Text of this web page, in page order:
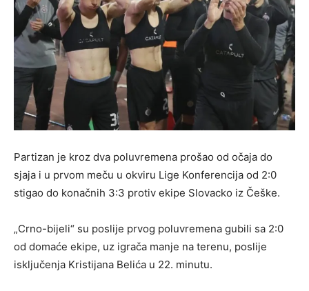
Partizan je kroz dva poluvremena prošao od očaja do
sjaja i u prvom meču u okviru Lige Konferencija od 2:0
stigao do konačnih 3:3 protiv ekipe Slovacko iz Češke.
„Crno-bijeli“ su poslije prvog poluvremena gubili sa 2:0
od domaće ekipe, uz igrača manje na terenu, poslije
isključenja Kristijana Belića u 22. minutu.